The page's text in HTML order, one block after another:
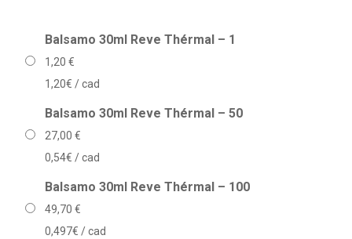
Balsamo 30ml Reve Thérmal – 1
1,20 €
1,20€ / cad
Balsamo 30ml Reve Thérmal – 50
27,00 €
0,54€ / cad
Balsamo 30ml Reve Thérmal – 100
49,70 €
0,497€ / cad